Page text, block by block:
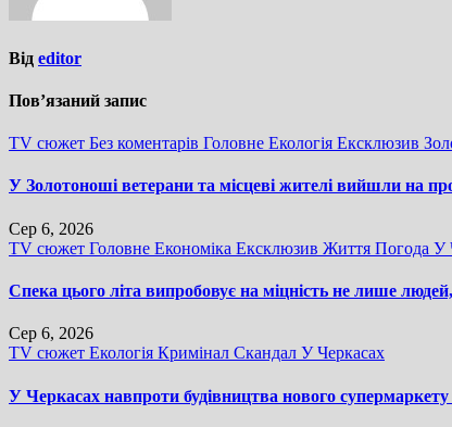
Від editor
Пов’язаний запис
TV сюжет Без коментарів Головне Екологія Ексклюзив
У Золотоноші ветерани та місцеві жителі вийшли на
Сер 6, 2026
TV сюжет Головне Економіка Ексклюзив Життя Погода У
Спека цього літа випробовує на міцність не лише
Сер 6, 2026
TV сюжет Екологія Кримінал Скандал У Черкасах
У Черкасах навпроти будівництва нового